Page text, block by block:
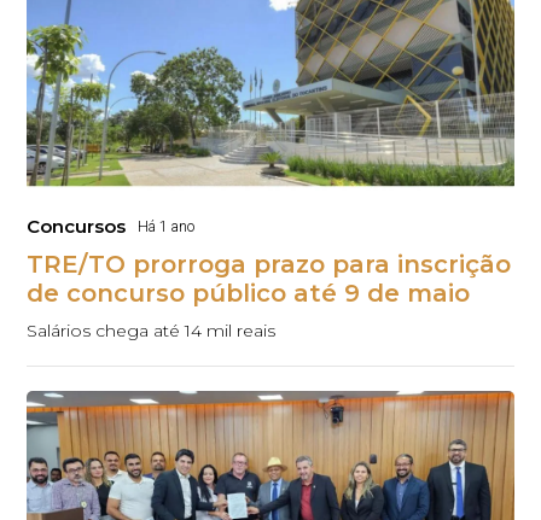
Concursos Há 1 ano
TRE/TO prorroga prazo para inscrição
de concurso público até 9 de maio
Salários chega até 14 mil reais